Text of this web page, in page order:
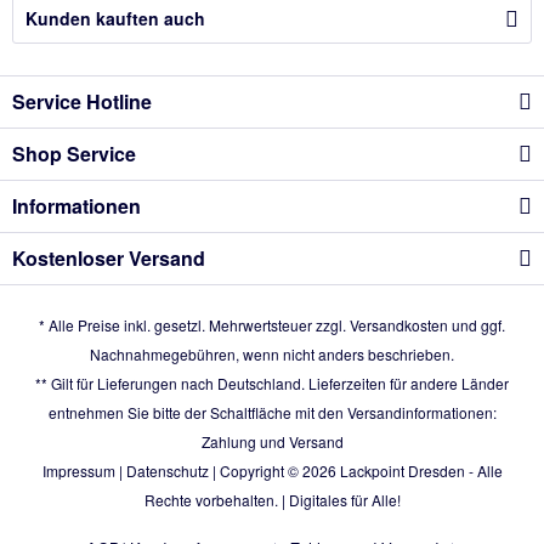
Kunden kauften auch
Service Hotline
Shop Service
Informationen
Kostenloser Versand
* Alle Preise inkl. gesetzl. Mehrwertsteuer zzgl. Versandkosten und ggf.
Nachnahmegebühren, wenn nicht anders beschrieben.
** Gilt für Lieferungen nach Deutschland. Lieferzeiten für andere Länder
entnehmen Sie bitte der Schaltfläche mit den Versandinformationen:
Zahlung und Versand
Impressum| Datenschutz| Copyright © 2026 Lackpoint Dresden - Alle
Rechte vorbehalten. | Digitales für Alle!